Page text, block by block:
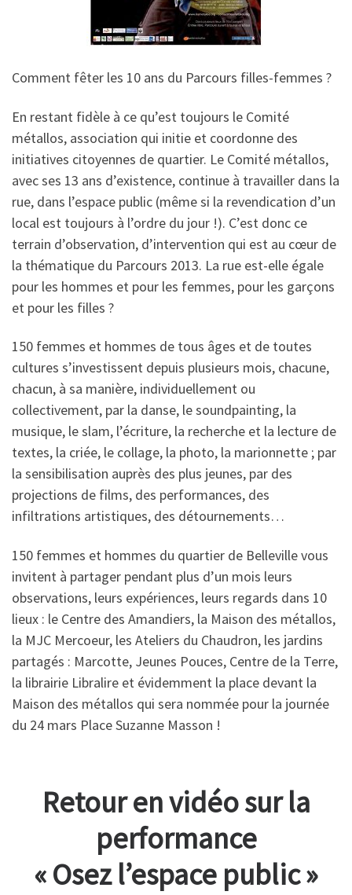
Comment fêter les 10 ans du Parcours filles-femmes ?
En restant fidèle à ce qu’est toujours le Comité
métallos, association qui initie et coordonne des
initiatives citoyennes de quartier. Le Comité métallos,
avec ses 13 ans d’existence, continue à travailler dans la
rue, dans l’espace public (même si la revendication d’un
local est toujours à l’ordre du jour !). C’est donc ce
terrain d’observation, d’intervention qui est au cœur de
la thématique du Parcours 2013. La rue est-elle égale
pour les hommes et pour les femmes, pour les garçons
et pour les filles ?
150 femmes et hommes de tous âges et de toutes
cultures s’investissent depuis plusieurs mois, chacune,
chacun, à sa manière, individuellement ou
collectivement, par la danse, le soundpainting, la
musique, le slam, l’écriture, la recherche et la lecture de
textes, la criée, le collage, la photo, la marionnette ; par
la sensibilisation auprès des plus jeunes, par des
projections de films, des performances, des
infiltrations artistiques, des détournements…
150 femmes et hommes du quartier de Belleville vous
invitent à partager pendant plus d’un mois leurs
observations, leurs expériences, leurs regards dans 10
lieux : le Centre des Amandiers, la Maison des métallos,
la MJC Mercoeur, les Ateliers du Chaudron, les jardins
partagés : Marcotte, Jeunes Pouces, Centre de la Terre,
la librairie Libralire et évidemment la place devant la
Maison des métallos qui sera nommée pour la journée
du 24 mars Place Suzanne Masson !
Retour en vidéo sur la
performance
« Osez l’espace public »